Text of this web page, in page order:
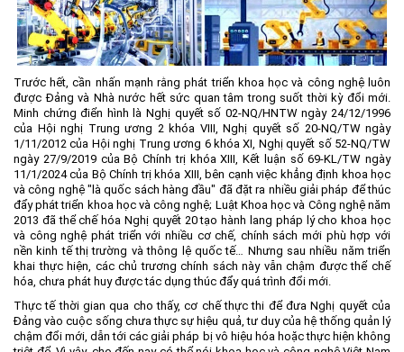
Môi trường
Quy hoạch - Xây dựng
Ưu đãi đầu tư
Công nghệ và Sản phẩm
Văn bản khác
Trước hết, cần nhấn mạnh rằng phát triển khoa học và công nghệ luôn
được Đảng và Nhà nước hết sức quan tâm trong suốt thời kỳ đổi mới.
Minh chứng điển hình là Nghị quyết số 02-NQ/HNTW ngày 24/12/1996
của Hội nghị Trung ương 2 khóa VIII, Nghị quyết số 20-NQ/TW ngày
1/11/2012 của Hội nghị Trung ương 6 khóa XI, Nghị quyết số 52-NQ/TW
ngày 27/9/2019 của Bộ Chính trị khóa XIII, Kết luận số 69-KL/TW ngày
11/1/2024 của Bộ Chính trị khóa XIII, bên cạnh việc khẳng định khoa học
và công nghệ "là quốc sách hàng đầu" đã đặt ra nhiều giải pháp để thúc
đẩy phát triển khoa học và công nghệ; Luật Khoa học và Công nghệ năm
2013 đã thể chế hóa Nghị quyết 20 tạo hành lang pháp lý cho khoa học
và công nghệ phát triển với nhiều cơ chế, chính sách mới phù hợp với
nền kinh tế thị trường và thông lệ quốc tế… Nhưng sau nhiều năm triển
khai thực hiện, các chủ trương chính sách này vẫn chậm được thể chế
hóa, chưa phát huy được tác dụng thúc đẩy quá trình đổi mới.
Thực tế thời gian qua cho thấy, cơ chế thực thi để đưa Nghị quyết của
Đảng vào cuộc sống chưa thực sự hiệu quả, tư duy của hệ thống quản lý
chậm đổi mới, dẫn tới các giải pháp bị vô hiệu hóa hoặc thực hiện không